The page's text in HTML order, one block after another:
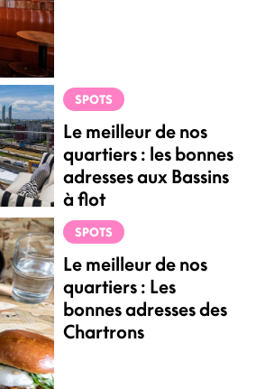
SPOTS
Le meilleur de nos
quartiers : les bonnes
adresses aux Bassins
à flot
SPOTS
Le meilleur de nos
quartiers : Les
bonnes adresses des
Chartrons